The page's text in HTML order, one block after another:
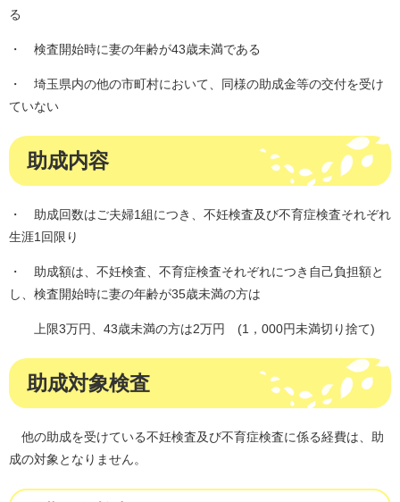
る
・ 検査開始時に妻の年齢が43歳未満である
・ 埼玉県内の他の市町村において、同様の助成金等の交付を受け
ていない
助成内容
・ 助成回数はご夫婦1組につき、不妊検査及び不育症検査それぞれ
生涯1回限り
・ 助成額は、不妊検査、不育症検査それぞれにつき自己負担額と
し、検査開始時に妻の年齢が35歳未満の方は
上限3万円、43歳未満の方は2万円 (1，000円未満切り捨て)
助成対象検査
他の助成を受けている不妊検査及び不育症検査に係る経費は、助
成の対象となりません。